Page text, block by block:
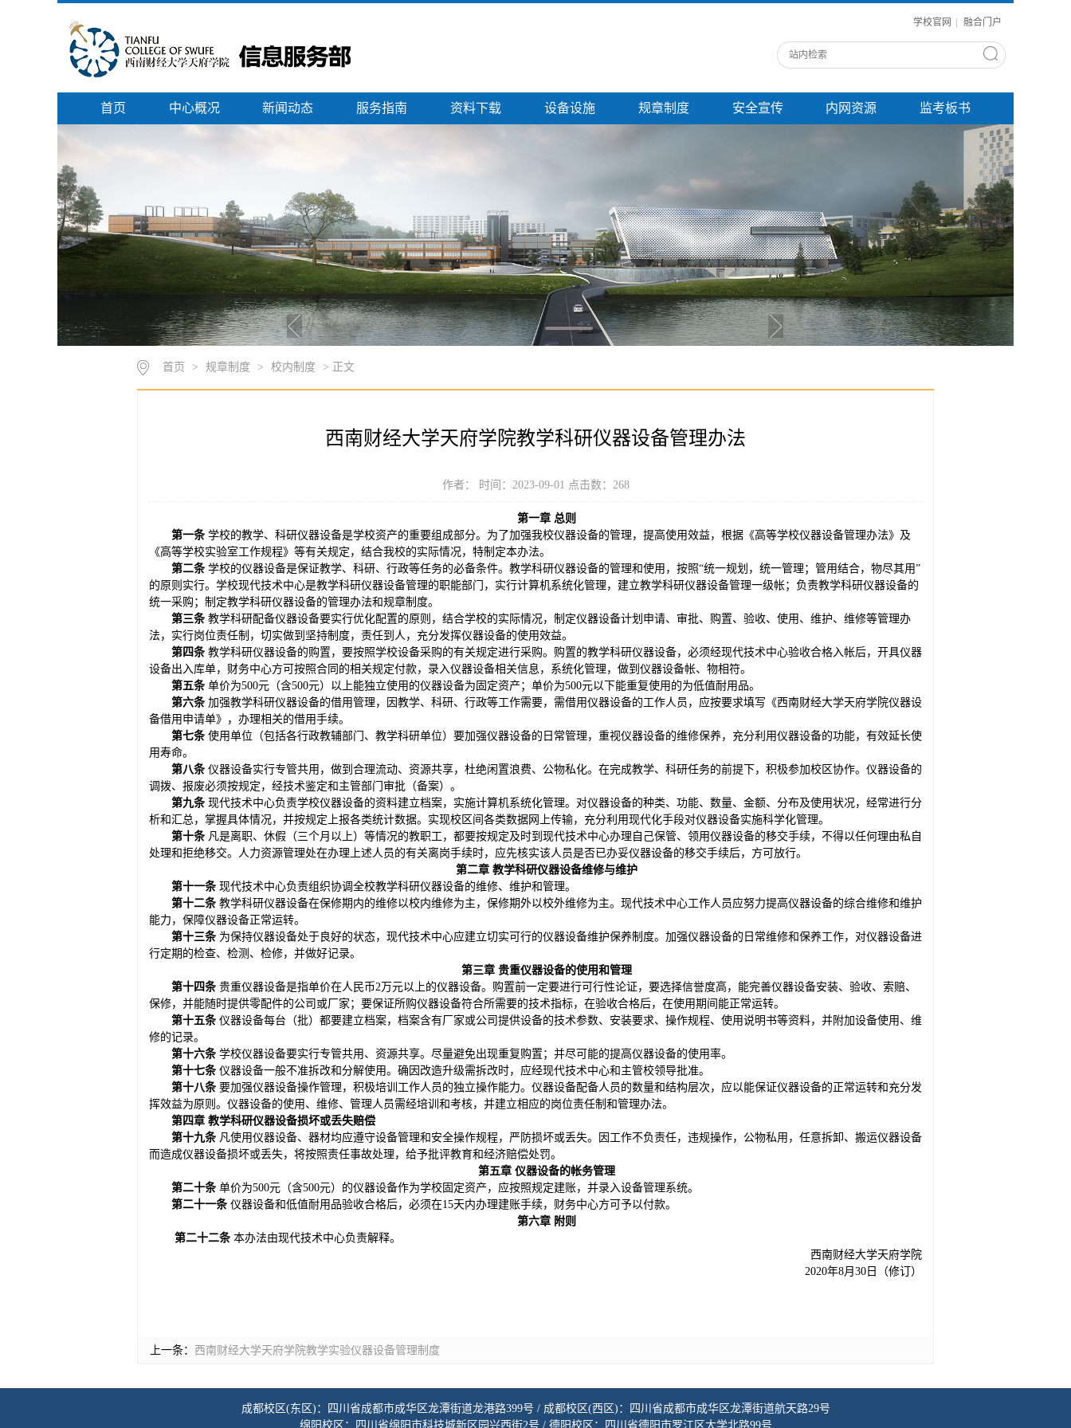
学校官网 融合门户
首页 中心概况 新闻动态 服务指南 资料下载 设备设施 规章制度 安全宣传 内网资源 监考板书
首页 > 规章制度 > 校内制度 > 正文
西南财经大学天府学院教学科研仪器设备管理办法
作者： 时间：2023-09-01 点击数： 268
第一章 总则
第一条 学校的教学、科研仪器设备是学校资产的重要组成部分。为了加强我校仪器设备的管理，提高使用效益，根据《高等学校仪器设备管理办法》及
《高等学校实验室工作规程》等有关规定，结合我校的实际情况，特制定本办法。
第二条 学校的仪器设备是保证教学、科研、行政等任务的必备条件。教学科研仪器设备的管理和使用，按照“统一规划，统一管理；管用结合，物尽其用”
的原则实行。学校现代技术中心是教学科研仪器设备管理的职能部门，实行计算机系统化管理，建立教学科研仪器设备管理一级帐；负责教学科研仪器设备的
统一采购；制定教学科研仪器设备的管理办法和规章制度。
第三条 教学科研配备仪器设备要实行优化配置的原则，结合学校的实际情况，制定仪器设备计划申请、审批、购置、验收、使用、维护、维修等管理办
法，实行岗位责任制，切实做到坚持制度，责任到人，充分发挥仪器设备的使用效益。
第四条 教学科研仪器设备的购置，要按照学校设备采购的有关规定进行采购。购置的教学科研仪器设备，必须经现代技术中心验收合格入帐后，开具仪器
设备出入库单，财务中心方可按照合同的相关规定付款，录入仪器设备相关信息，系统化管理，做到仪器设备帐、物相符。
第五条 单价为500元（含500元）以上能独立使用的仪器设备为固定资产；单价为500元以下能重复使用的为低值耐用品。
第六条 加强教学科研仪器设备的借用管理，因教学、科研、行政等工作需要，需借用仪器设备的工作人员，应按要求填写《西南财经大学天府学院仪器设
备借用申请单》，办理相关的借用手续。
第七条 使用单位（包括各行政教辅部门、教学科研单位）要加强仪器设备的日常管理，重视仪器设备的维修保养，充分利用仪器设备的功能，有效延长使
用寿命。
第八条 仪器设备实行专管共用，做到合理流动、资源共享，杜绝闲置浪费、公物私化。在完成教学、科研任务的前提下，积极参加校区协作。仪器设备的
调拨、报废必须按规定，经技术鉴定和主管部门审批（备案）。
第九条 现代技术中心负责学校仪器设备的资料建立档案，实施计算机系统化管理。对仪器设备的种类、功能、数量、金额、分布及使用状况，经常进行分
析和汇总，掌握具体情况，并按规定上报各类统计数据。实现校区间各类数据网上传输，充分利用现代化手段对仪器设备实施科学化管理。
第十条 凡是离职、休假（三个月以上）等情况的教职工，都要按规定及时到现代技术中心办理自己保管、领用仪器设备的移交手续，不得以任何理由私自
处理和拒绝移交。人力资源管理处在办理上述人员的有关离岗手续时，应先核实该人员是否已办妥仪器设备的移交手续后，方可放行。
第二章 教学科研仪器设备维修与维护
第十一条 现代技术中心负责组织协调全校教学科研仪器设备的维修、维护和管理。
第十二条 教学科研仪器设备在保修期内的维修以校内维修为主，保修期外以校外维修为主。现代技术中心工作人员应努力提高仪器设备的综合维修和维护
能力，保障仪器设备正常运转。
第十三条 为保持仪器设备处于良好的状态，现代技术中心应建立切实可行的仪器设备维护保养制度。加强仪器设备的日常维修和保养工作，对仪器设备进
行定期的检查、检测、检修，并做好记录。
第三章 贵重仪器设备的使用和管理
第十四条 贵重仪器设备是指单价在人民币2万元以上的仪器设备。购置前一定要进行可行性论证，要选择信誉度高，能完善仪器设备安装、验收、索赔、
保修，并能随时提供零配件的公司或厂家；要保证所购仪器设备符合所需要的技术指标，在验收合格后，在使用期间能正常运转。
第十五条 仪器设备每台（批）都要建立档案，档案含有厂家或公司提供设备的技术参数、安装要求、操作规程、使用说明书等资料，并附加设备使用、维
修的记录。
第十六条 学校仪器设备要实行专管共用、资源共享。尽量避免出现重复购置；并尽可能的提高仪器设备的使用率。
第十七条 仪器设备一般不准拆改和分解使用。确因改造升级需拆改时，应经现代技术中心和主管校领导批准。
第十八条 要加强仪器设备操作管理，积极培训工作人员的独立操作能力。仪器设备配备人员的数量和结构层次，应以能保证仪器设备的正常运转和充分发
挥效益为原则。仪器设备的使用、维修、管理人员需经培训和考核，并建立相应的岗位责任制和管理办法。
第四章 教学科研仪器设备损坏或丢失赔偿
第十九条 凡使用仪器设备、器材均应遵守设备管理和安全操作规程，严防损坏或丢失。因工作不负责任，违规操作，公物私用，任意拆卸、搬运仪器设备
而造成仪器设备损坏或丢失，将按照责任事故处理，给予批评教育和经济赔偿处罚。
第五章 仪器设备的帐务管理
第二十条 单价为500元（含500元）的仪器设备作为学校固定资产，应按照规定建账，并录入设备管理系统。
第二十一条 仪器设备和低值耐用品验收合格后，必须在15天内办理建账手续，财务中心方可予以付款。
第六章 附则
第二十二条 本办法由现代技术中心负责解释。
西南财经大学天府学院
2020年8月30日（修订）
上一条： 西南财经大学天府学院教学实验仪器设备管理制度
成都校区(东区)：四川省成都市成华区龙潭街道龙港路399号 / 成都校区(西区)：四川省成都市成华区龙潭街道航天路29号
绵阳校区：四川省绵阳市科技城新区园兴西街2号 / 德阳校区：四川省德阳市罗江区大学北路99号